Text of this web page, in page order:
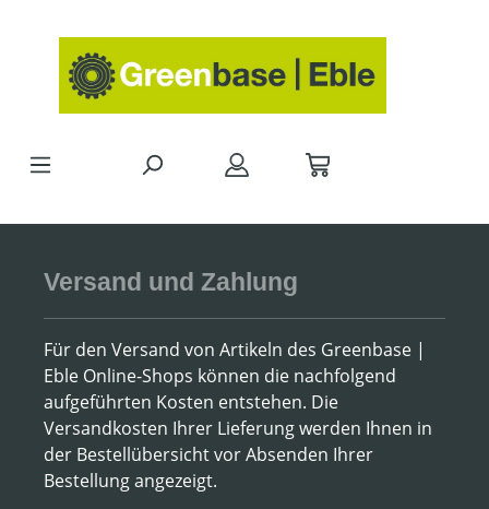
Versand und Zahlung
Für den Versand von Artikeln des Greenbase |
Eble Online-Shops können die nachfolgend
aufgeführten Kosten entstehen. Die
Versandkosten Ihrer Lieferung werden Ihnen in
der Bestellübersicht vor Absenden Ihrer
Bestellung angezeigt.